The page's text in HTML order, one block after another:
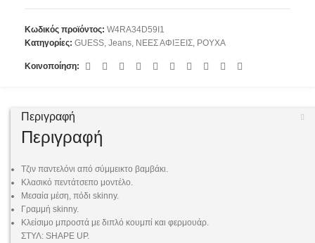
Κωδικός προϊόντος: W4RA34D59I1
Κατηγορίες: GUESS Jeans ΝΕΕΣ ΑΦΙΞΕΙΣ ΡΟΥΧΑ
Κοινοποίηση:
Περιγραφή
Περιγραφή
Τζιν παντελόνι από σύμμεικτο βαμβάκι.
Κλασικό πεντάτσεπο μοντέλο.
Μεσαία μέση, πόδι skinny.
Γραμμή skinny.
Κλείσιμο μπροστά με διπλό κουμπί και φερμουάρ.
ΣΤΥΛ: SHAPE UP.